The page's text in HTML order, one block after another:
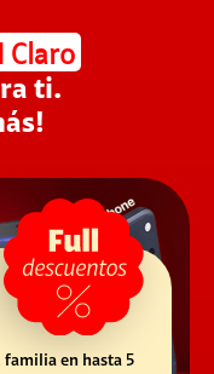
Claro
ti.
familia en hasta 5